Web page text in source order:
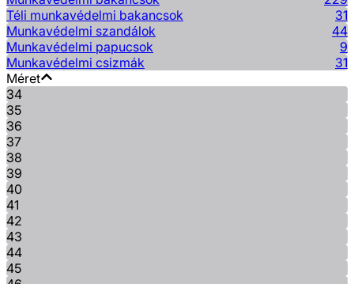
Téli munkavédelmi bakancsok
31
Munkavédelmi szandálok
44
Munkavédelmi papucsok
9
Munkavédelmi csizmák
31
Méret
34
35
36
37
38
39
40
41
42
43
44
45